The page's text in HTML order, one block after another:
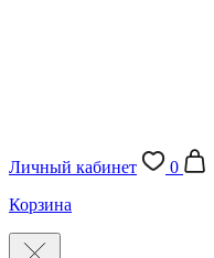
Личный кабинет
0
Корзина